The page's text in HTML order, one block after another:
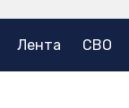
Лента СВО